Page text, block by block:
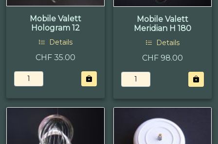
Mobile Valett
Hologram 12
Details
CHF 35.00
Mobile Valett
Meridian H 180
Details
CHF 98.00